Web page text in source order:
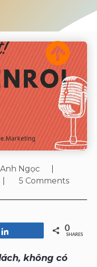
Ngọc
5 Comments
0
SHARES
không có